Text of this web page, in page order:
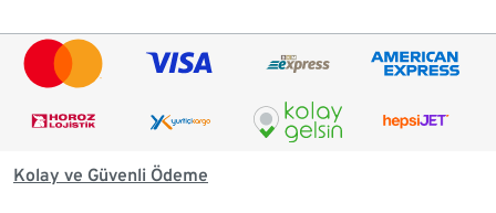
Kolay ve Güvenli Ödeme